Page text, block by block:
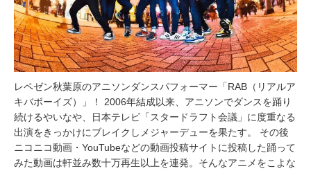
レペゼン秋葉原のアニソンダンスパフォーマー「RAB（リアルア
キバボーイズ）」！ 2006年結成以来、アニソンでダンスを踊り
続けるやいなや、日本テレビ「スタードラフト会議」に度重なる
出演をきっかけにブレイクしメジャーデューを果たす。 その後
ニコニコ動画・YouTubeなどの動画投稿サイトに投稿した踊って
みた動画は軒並み数十万再生以上を連発。そんなアニメをこよな